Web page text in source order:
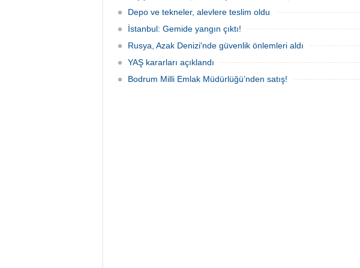
Depo ve tekneler, alevlere teslim oldu
İstanbul: Gemide yangın çıktı!
Rusya, Azak Denizi'nde güvenlik önlemleri aldı
YAŞ kararları açıklandı
Bodrum Milli Emlak Müdürlüğü’nden satış!